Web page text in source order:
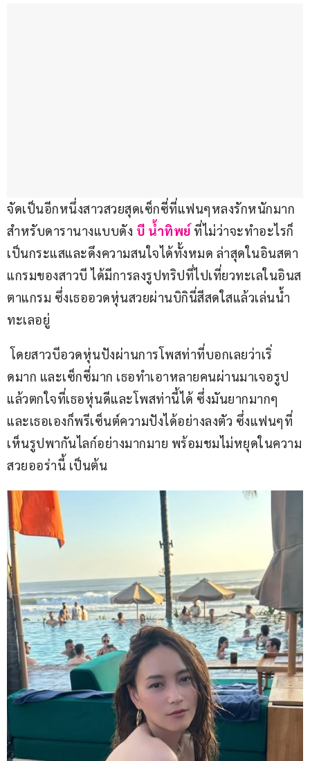
จัดเป็นอีกหนึ่งสาวสวยสุดเซ็กซี่ที่แฟนๆหลงรักหนักมาก
สำหรับดารานางแบบดัง บี น้ำทิพย์ ที่ไม่ว่าจะทำอะไรก็
เป็นกระแสและดึงความสนใจได้ทั้งหมด ล่าสุดในอินสตา
แกรมของสาวบี ได้มีการลงรูปทริปที่ไปเที่ยวทะเลในอินส
ตาแกรม ซึ่งเธออวดหุ่นสวยผ่านบิกินี่สีสดใสแล้วเล่นน้ำ
ทะเลอยู่
โดยสาวบีอวดหุ่นปังผ่านการโพสท่าที่บอกเลยว่าเริ่
ดมาก และเซ็กซี่มาก เธอทำเอาหลายคนผ่านมาเจอรูป
แล้วตกใจที่เธอหุ่นดีและโพสท่านี้ได้ ซึ่งมันยากมากๆ
และเธอเองก็พรีเซ็นต์ความปังได้อย่างลงตัว ซึ่งแฟนๆที่
เห็นรูปพากันไลก์อย่างมากมาย พร้อมชมไม่หยุดในความ
สวยออร่านี้ เป็นต้น